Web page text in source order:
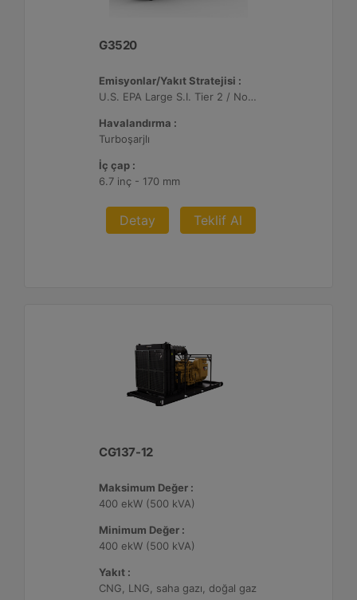
G3520
Emisyonlar/Yakıt Stratejisi :
U.S. EPA Large S.I. Tier 2 / Non-Road Mobile Sertifikalı
Havalandırma :
Turboşarjlı
İç çap :
6.7 inç - 170 mm
Detay Teklif Al
CG137-12
Maksimum Değer :
400 ekW (500 kVA)
Minimum Değer :
400 ekW (500 kVA)
Yakıt :
CNG, LNG, saha gazı, doğal gaz